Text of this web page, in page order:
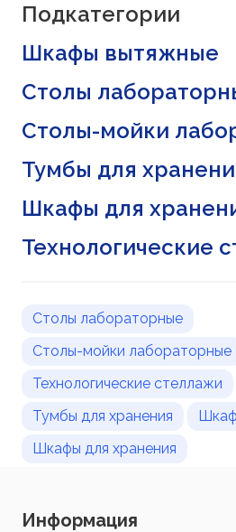
Подкатегории
Шкафы вытяжные
Столы
Столы-мойки
Тумбы для
Шкафы для
Технологические
Столы лабораторные
Столы-мойки лабораторные
Технологические стеллажи
Тумбы для хранения
Шкафы для хранения
Информация